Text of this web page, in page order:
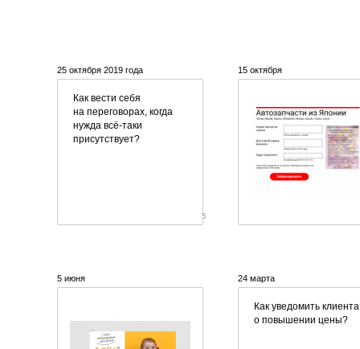
25 октября 2019 года
Как вести себя
на переговорах, когда
нужда всё-таки
присутствует?
5
15 октября
5 июня 24 марта
Как уведомить клиента
о повышении цены?